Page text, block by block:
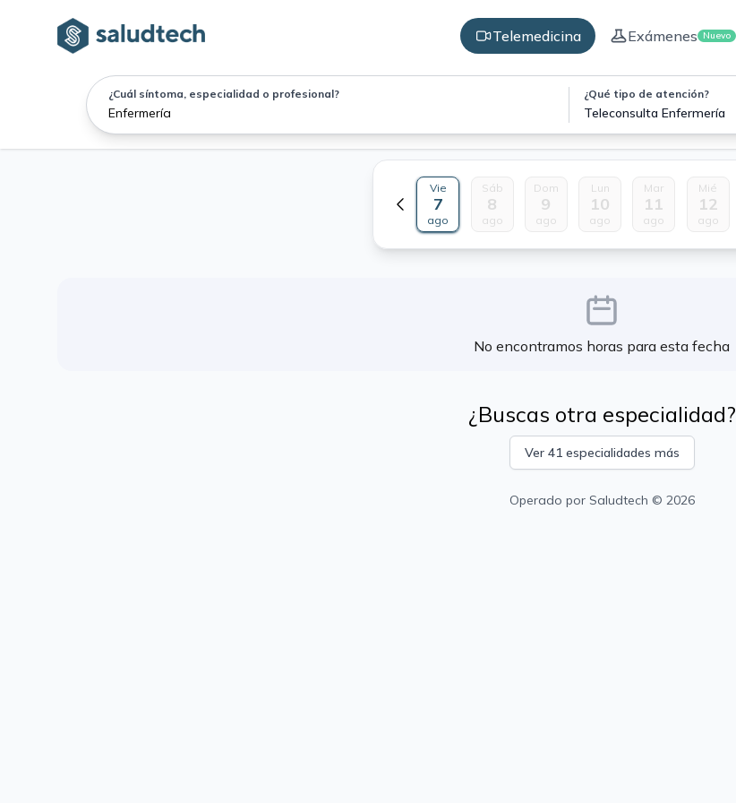
Telemedicina Exámenes Nuevo
¿Cuál síntoma, especialidad o profesional? ¿Qué tipo de atención?
Teleconsulta Enfermería
Vie
7
ago
Sáb
8
ago
Dom
9
ago
Lun
10
ago
Mar
11
ago
Mié
12
ago
No encontramos horas para esta fecha
¿Buscas otra especialidad?
Ver 41 especialidades más
Operado por Saludtech © 2026